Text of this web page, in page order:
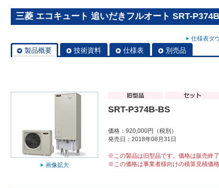
三菱 エコキュート 追いだきフルオート SRT-
仕様表ダ
製品概要 技術資料 仕様表 別売品
画像拡大
SRT-P374B-BS
価格：920,000円（税別）
発売日：2018年08月31日
※この製品は旧型品です。価格は販売終
※この価格は事業者様向けの積算見積価